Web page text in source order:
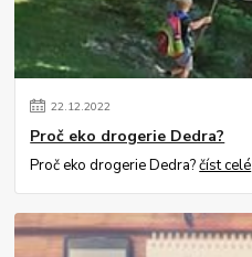
22.12.2022
Proč eko drogerie Dedra?
Proč eko drogerie Dedra?číst celé